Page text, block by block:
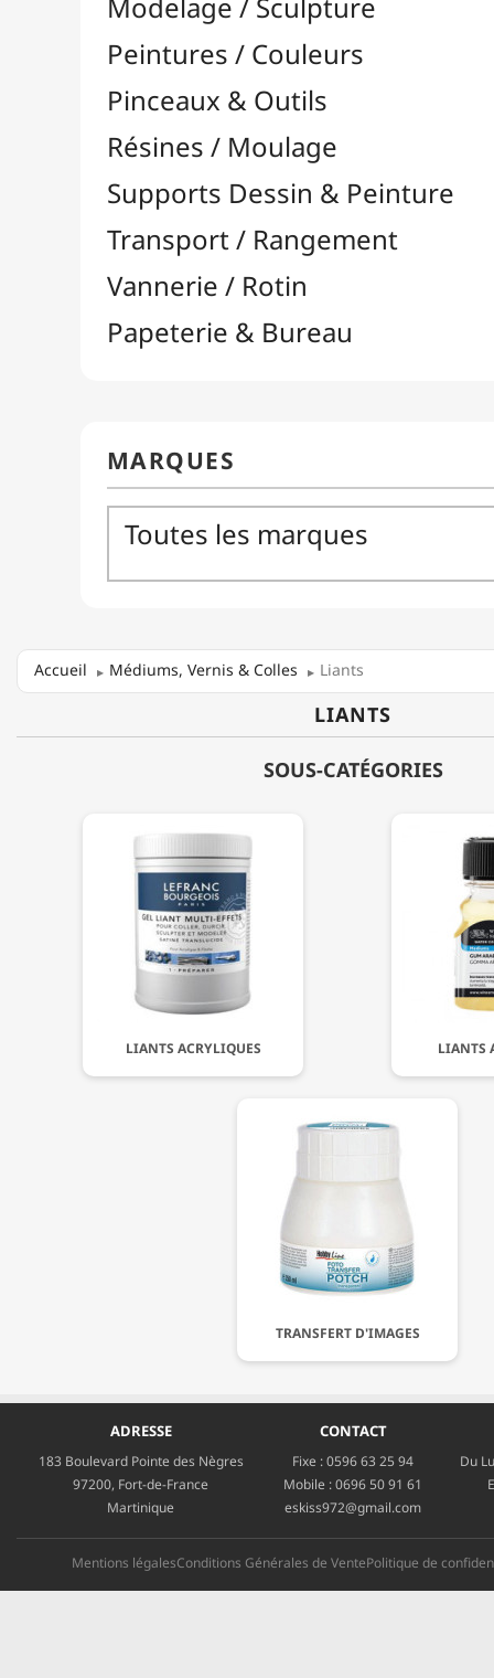
Accueil Médiums, Vernis & Colles Liants
LIANTS
SOUS-CATÉGORIES
LIANTS ACRYLIQUES LIANTS
TRANSFERT D'IMAGES
ADRESSE
183 Boulevard Pointe des Nègres
97200, Fort-de-France
Martinique
CONTACT
Fixe :0596 63 25 94
Mobile :0696 50 91 61
eskiss972@gmail.com
Du
Mentions légalesConditions Générales de VentePolitique de